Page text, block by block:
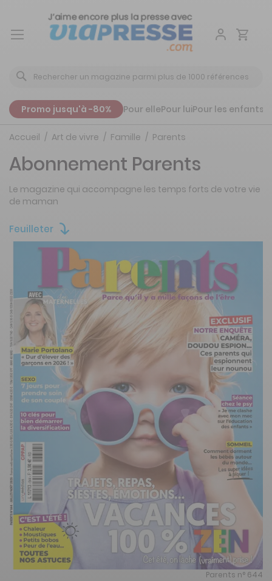
Aller
Promo jusqu'à -80% Pour ellePour luiPour les enfants
Accueil Art de vivre Famille Parents
Feuilleter
Parents n° 644
Abonnement Parents
Le magazine qui accompagne les temps forts de votre vie
de maman